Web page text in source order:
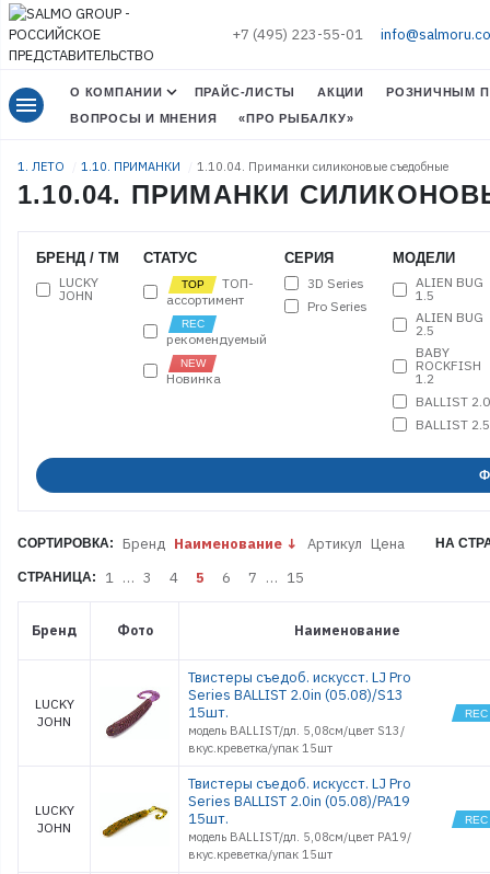
+7 (495) 223-55-01
menu О КОМПАНИИ ПРАЙС-ЛИСТЫ АКЦИИ
РОЗНИЧНЫМ
ВОПРОСЫ И МНЕНИЯ
«ПРО РЫБАЛКУ»
1. ЛЕТО 1.10. ПРИМАНКИ 1.10.04. Приманки силиконовые съедобные
1.10.04. ПРИМАНКИ
БРЕНД / ТМ
LUCKY
JOHN
СТАТУС
ТОП-
ассортимент
рекомендуемый
Новинка
СЕРИЯ
3D Series
Pro Series
МОДЕЛИ
ALIEN BUG
1.5
ALIEN BUG
2.5
BABY
ROCKFISH
1.2
BALLIST 2.0
BALLIST 2.5
BALLIST 4.0
BUGSY
HOGY HOG
SHRIMP 2.2
СОРТИРОВКА: Бренд Наименование Артикул Цена НА
СТРАНИЦА: 1 … 3 4 5 6 7 … 15
Бренд Фото Наименование
LUCKY
JOHN
Твистеры съедоб. искусст. LJ Pro
Series BALLIST 2.0in (05.08)/S13
15шт.
модель BALLIST/дл. 5,08см/цвет S13/
вкус.креветка/упак 15шт
LUCKY
JOHN
Твистеры съедоб. искусст. LJ Pro
Series BALLIST 2.0in (05.08)/PA19
15шт.
модель BALLIST/дл. 5,08см/цвет PA19/
вкус.креветка/упак 15шт